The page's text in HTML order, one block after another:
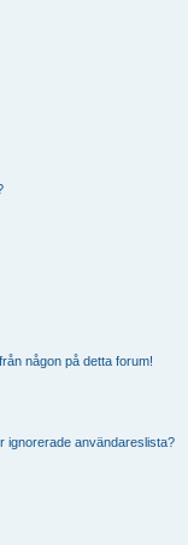
någon på detta forum!
ignorerade användareslista?